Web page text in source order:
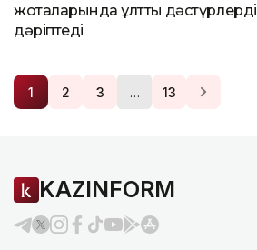
жоталарында ұлттық дәстүрлерді
дәріптеді
1 2 3 … 13
KAZINFORM